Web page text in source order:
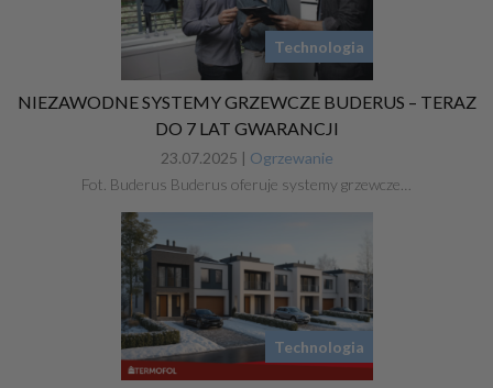
Technologia
NIEZAWODNE SYSTEMY GRZEWCZE BUDERUS – TERAZ
DO 7 LAT GWARANCJI
23.07.2025 | Ogrzewanie
Fot. Buderus Buderus oferuje systemy grzewcze…
Technologia